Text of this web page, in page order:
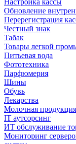
Настройка кассы
Обновление
Перерегистрация
Честный знак
Табак
Товары легкой
Питьевая вода
Фототехника
Парфюмерия
Шины
Обувь
Лекарства
Молочная продукция
IT аутсорсинг
ИТ обслуживание
Мониторинг